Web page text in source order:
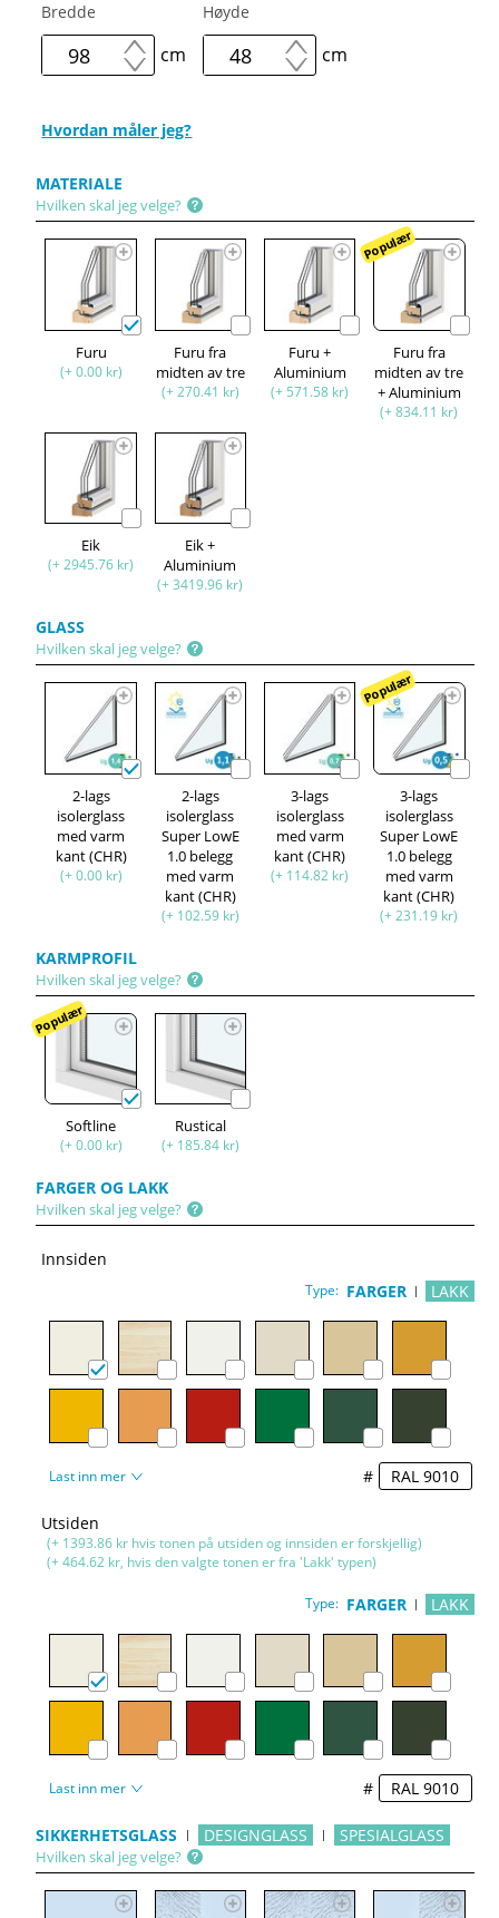
Bredde
cm
Høyde
cm
Hvordan måler jeg?
MATERIALE
Hvilken skal jeg velge?
Furu
(+ 0.00 kr)
Furu fra
midten av tre
(+ 270.41 kr)
Furu +
Aluminium
(+ 571.58 kr)
Populær
Furu fra
midten av tre
+ Aluminium
(+ 834.11 kr)
Eik
(+ 2945.76 kr)
Eik +
Aluminium
(+ 3419.96 kr)
GLASS
Hvilken skal jeg velge?
2-lags
isolerglass
med varm
kant (CHR)
(+ 0.00 kr)
2-lags
isolerglass
Super LowE
1.0 belegg
med varm
kant (CHR)
(+ 102.59 kr)
3-lags
isolerglass
med varm
kant (CHR)
(+ 114.82 kr)
Populær
3-lags
isolerglass
Super LowE
1.0 belegg
med varm
kant (CHR)
(+ 231.19 kr)
KARMPROFIL
Hvilken skal jeg velge?
Populær
Softline
(+ 0.00 kr)
Rustical
(+ 185.84 kr)
FARGER OG LAKK
Hvilken skal jeg velge?
Innsiden
Type: FARGER LAKK
Last inn mer #
Utsiden
(+ 1393.86 kr hvis tonen på utsiden og innsiden er forskjellig)
(+ 464.62 kr, hvis den valgte tonen er fra 'Lakk' typen)
Type: FARGER LAKK
Last inn mer #
SIKKERHETSGLASS DESIGNGLASS SPESIALGLASS
Hvilken skal jeg velge?